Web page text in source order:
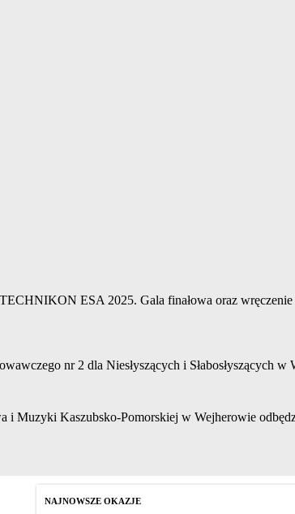
ESA 2025. Gala finałowa oraz
nr 2 dla Niesłyszących i Słabosłyszących
Muzyki Kaszubsko-Pomorskiej w Wejherowie
NAJNOWSZE OKAZJE